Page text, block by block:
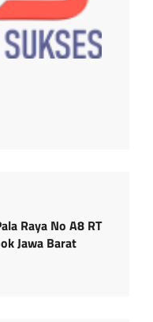
Raya No A8 RT
Jawa Barat